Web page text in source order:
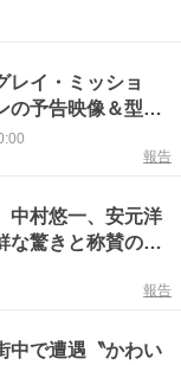
レイ・ミッショ
の予告映像＆型破
スタービジュア
報告
中村悠一、安元洋
な驚きと称賛の声
報告
中で遭遇〝かわい